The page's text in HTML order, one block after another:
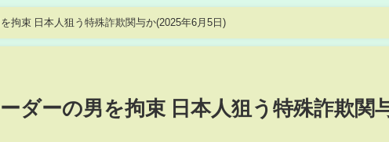
拘束 日本人狙う特殊詐欺関与か(2025年6月5日)
ダーの男を拘束 日本人狙う特殊詐欺関